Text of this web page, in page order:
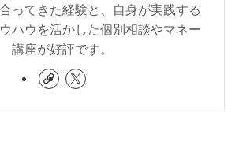
ってきた経験と、自身が実践する
ハウを活かした個別相談やマネー
講座が好評です。